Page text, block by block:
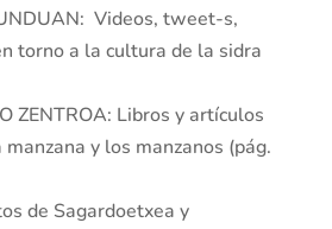
Videos, tweet-s,
torno a la cultura de la sidra
ZENTROA: Libros y artículos
y los manzanos (pág.
de Sagardoetxea y